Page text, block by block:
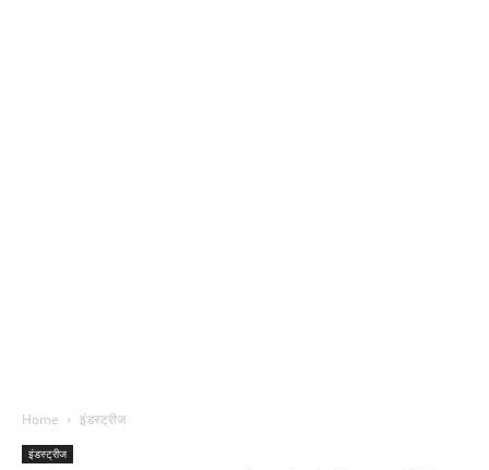
Home इंडस्ट्रीज
इंडस्ट्रीज